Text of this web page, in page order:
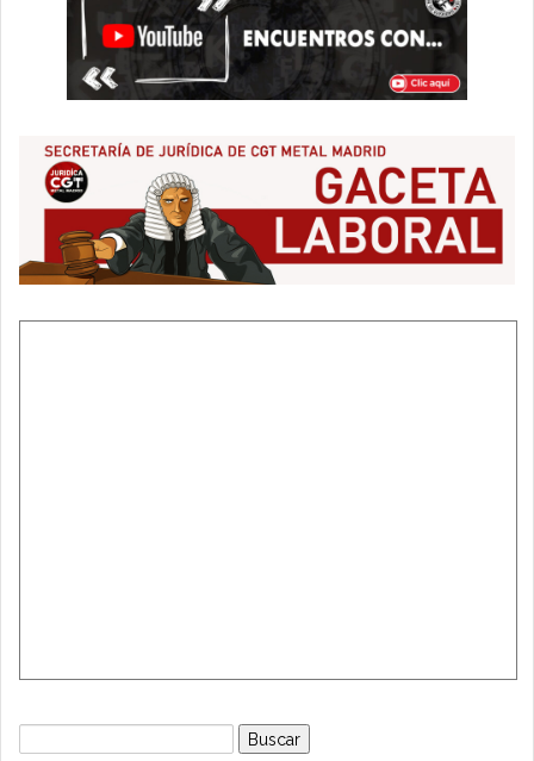
Buscar: